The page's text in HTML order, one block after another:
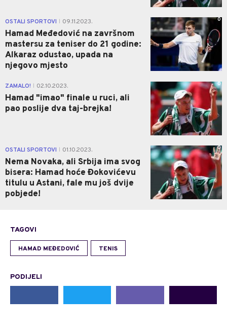
OSTALI SPORTOVI 09.11.2023.
Hamad Međedović na završnom
mastersu za teniser do 21 godine:
Alkaraz odustao, upada na
njegovo mjesto
0
ZAMALO! 02.10.2023.
Hamad "imao" finale u ruci, ali
pao poslije dva taj-brejka!
0
OSTALI SPORTOVI 01.10.2023.
Nema Novaka, ali Srbija ima svog
bisera: Hamad hoće Đokovićevu
titulu u Astani, fale mu još dvije
pobjede!
0
TAGOVI
HAMAD MEĐEDOVIĆ TENIS
PODIJELI